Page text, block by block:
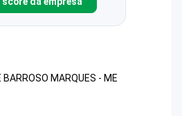
MARQUES - ME